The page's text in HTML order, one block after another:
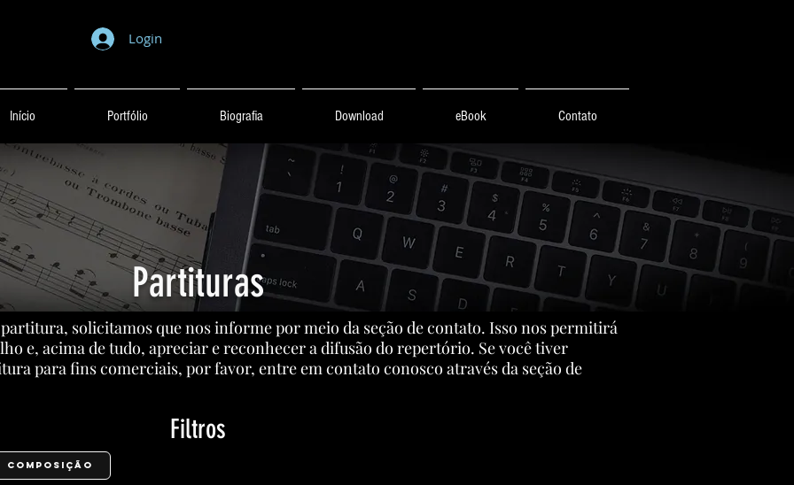
Login
Início Portfólio Biografia Download eBook Contato
Partituras
solicitamos que nos informe por meio da seção de contato. Isso nos permitirá
e, acima de tudo, apreciar e reconhecer a difusão do repertório. Se você tiver
para fins comerciais, por favor, entre em contato conosco através da seção de
Filtros
Composição